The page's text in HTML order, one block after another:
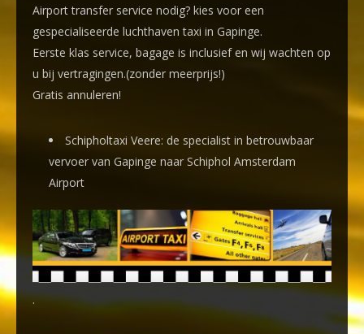
Airport transfer service nodig? kies voor een
gespecialiseerde luchthaven taxi in Gapinge.
Eerste klas service, bagage is inclusief en wij wachten op
u bij vertragingen.(zonder meerprijs!)
Gratis annuleren!
Schipholtaxi Veere: de specialist in betrouwbaar
vervoer van Gapinge naar Schiphol Amsterdam
Airport
.